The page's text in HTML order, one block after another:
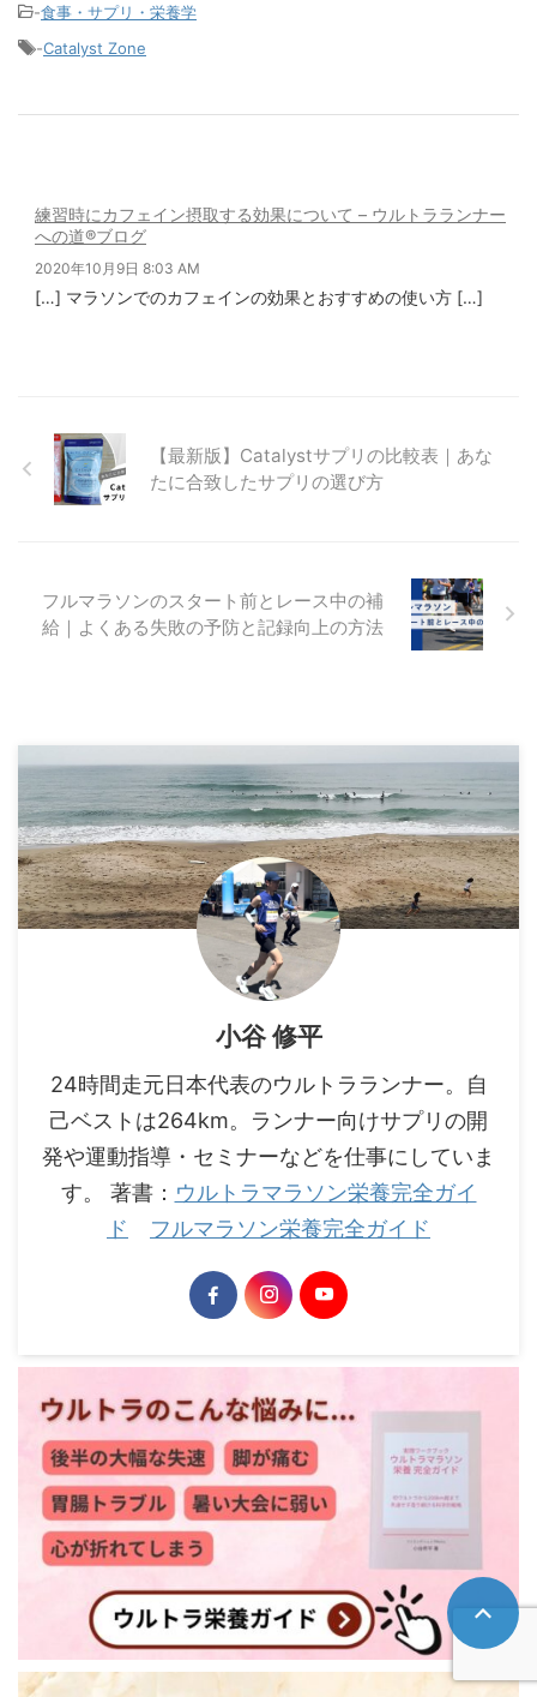
-食事・サプリ・栄養学
-Catalyst Zone
練習時にカフェイン摂取する効果について – ウルトラランナー
への道®️ブログ
2020年10月9日 8:03 AM
[…] マラソンでのカフェインの効果とおすすめの使い方 […]
【最新版】Catalystサプリの比較表｜あな
たに合致したサプリの選び方
フルマラソンのスタート前とレース中の補
給｜よくある失敗の予防と記録向上の方法
小谷 修平
24時間走元日本代表のウルトラランナー。自
己ベストは264km。ランナー向けサプリの開
発や運動指導・セミナーなどを仕事にしていま
す。 著書： ウルトラマラソン栄養完全ガイ
ド
フルマラソン栄養完全ガイド